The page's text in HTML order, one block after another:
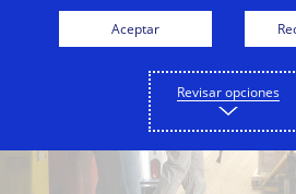
Aceptar
Revisar opciones